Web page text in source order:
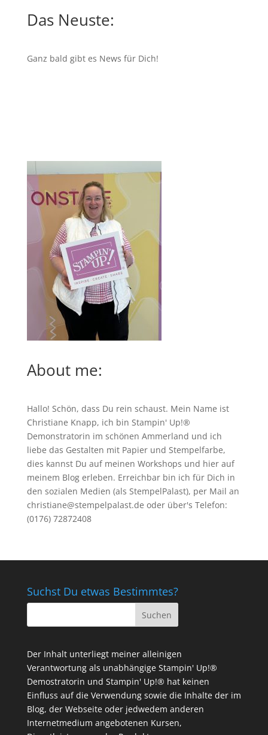
Das Neuste:
Ganz bald gibt es News für Dich!
About me:
Hallo! Schön, dass Du rein schaust. Mein Name ist
Christiane Knapp, ich bin Stampin' Up!®
Demonstratorin im schönen Ammerland und ich
liebe das Gestalten mit Papier und Stempelfarbe,
dies kannst Du auf meinen Workshops und hier auf
meinem Blog erleben. Erreichbar bin ich für Dich in
den sozialen Medien (als StempelPalast), per Mail an
christiane@stempelpalast.de oder über's Telefon:
(0176) 72872408
Suchst Du etwas Bestimmtes?
Der Inhalt unterliegt meiner alleinigen
Verantwortung als unabhängige Stampin' Up!®
Demostratorin und Stampin' Up!® hat keinen
Einfluss auf die Verwendung sowie die Inhalte der im
Blog, der Webseite oder jedwedem anderen
Internetmedium angebotenen Kursen,